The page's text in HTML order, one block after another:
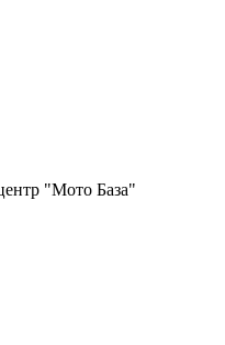
"Мото База"